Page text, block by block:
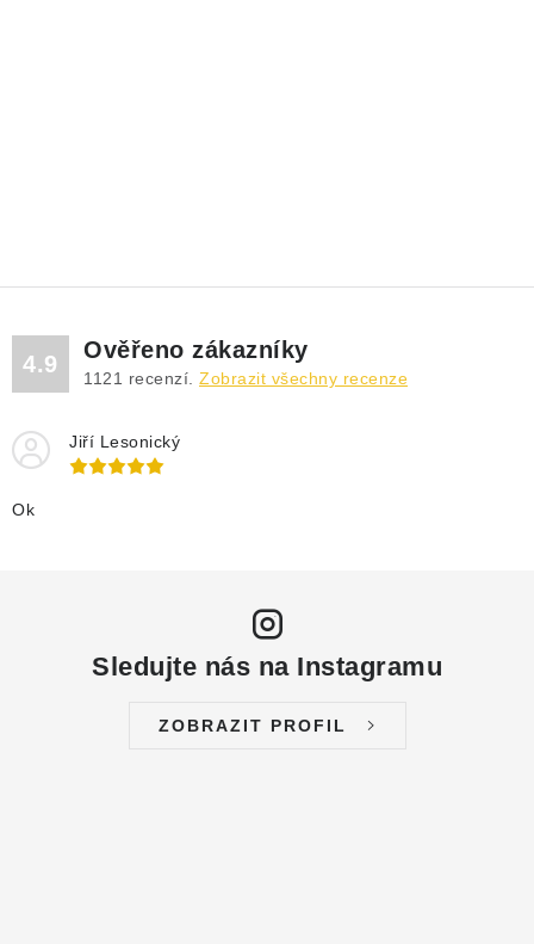
4.9
Ověřeno zákazníky
1121 recenzí. Zobrazit všechny recenze
Jiří Lesonický
Ok
Sledujte nás na Instagramu
ZOBRAZIT PROFIL